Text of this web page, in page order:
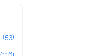
(53)
(116)